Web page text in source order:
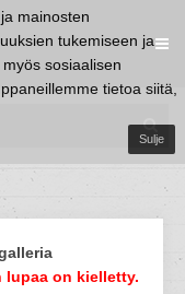
mainosten
tukemiseen ja
sosiaalisen
tietoa siitä,
Sulje
lupaa on kielletty.